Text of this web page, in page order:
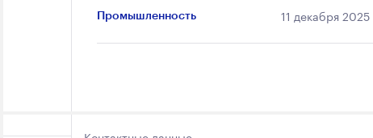
Промышленность 11 декабря 2025